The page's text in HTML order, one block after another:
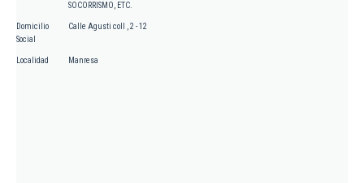
SOCORRISMO, ETC.
Domicilio
Social
Calle Agusti coll , 2 - 12
Localidad Manresa